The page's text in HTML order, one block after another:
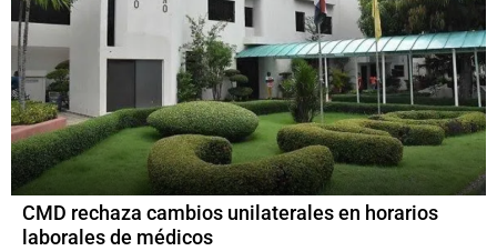
CMD rechaza cambios unilaterales en horarios
laborales de médicos